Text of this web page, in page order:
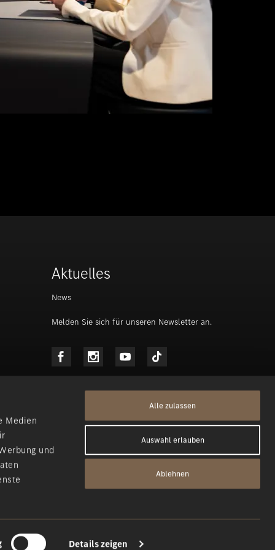
Medien
und
Details zeigen
Alle zulassen
Auswahl erlauben
Ablehnen
Aktuelles
News
Melden Sie sich für unseren Newsletter an.